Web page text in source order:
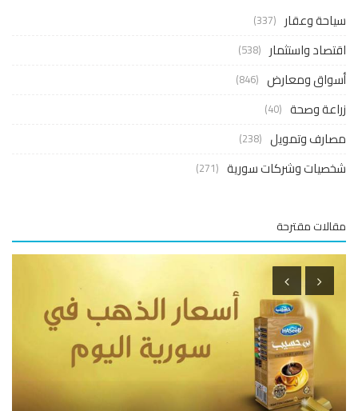
وعقار (337)
واستثمار (538)
ومعارض (846)
وصحة (40)
وتمويل (238)
وشركات سورية (271)
مقترحة